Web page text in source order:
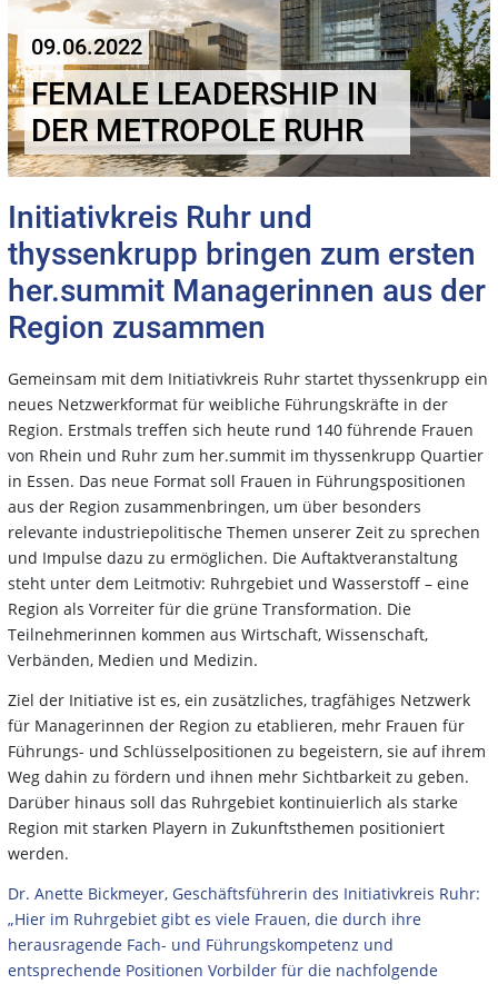
09.06.2022
FEMALE LEADERSHIP IN
DER METROPOLE RUHR
Initiativkreis Ruhr und
thyssenkrupp bringen zum ersten
her.summit Managerinnen aus der
Region zusammen
Gemeinsam mit dem Initiativkreis Ruhr startet thyssenkrupp ein
neues Netzwerkformat für weibliche Führungskräfte in der
Region. Erstmals treffen sich heute rund 140 führende Frauen
von Rhein und Ruhr zum her.summit im thyssenkrupp Quartier
in Essen. Das neue Format soll Frauen in Führungspositionen
aus der Region zusammenbringen, um über besonders
relevante industriepolitische Themen unserer Zeit zu sprechen
und Impulse dazu zu ermöglichen. Die Auftaktveranstaltung
steht unter dem Leitmotiv: Ruhrgebiet und Wasserstoff – eine
Region als Vorreiter für die grüne Transformation. Die
Teilnehmerinnen kommen aus Wirtschaft, Wissenschaft,
Verbänden, Medien und Medizin.
Ziel der Initiative ist es, ein zusätzliches, tragfähiges Netzwerk
für Managerinnen der Region zu etablieren, mehr Frauen für
Führungs- und Schlüsselpositionen zu begeistern, sie auf ihrem
Weg dahin zu fördern und ihnen mehr Sichtbarkeit zu geben.
Darüber hinaus soll das Ruhrgebiet kontinuierlich als starke
Region mit starken Playern in Zukunftsthemen positioniert
werden.
Dr. Anette Bickmeyer, Geschäftsführerin des Initiativkreis Ruhr:
„Hier im Ruhrgebiet gibt es viele Frauen, die durch ihre
herausragende Fach- und Führungskompetenz und
entsprechende Positionen Vorbilder für die nachfolgende